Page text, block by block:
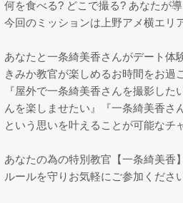
何を食べる? どこで撮る? あなたが
今回のミッションは上野アメ横エリ
あなたと一条綺美香さんがデート体
きみか教官が楽しめるお時間をお過
『屋外で一条綺美香さんを撮影し
んを楽しませたい』『一条綺美香さ
という思いを叶えることが可能なチ
あなたの為の特別教官【一条綺美香
ルールを守りお気軽にご参加くださ